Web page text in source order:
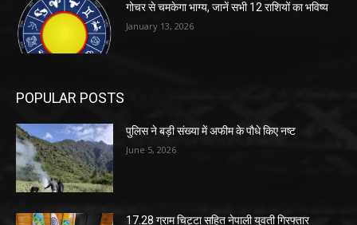
गोचर से चमकेगा भाग्य, जानें सभी 12 राशियों का भविष्य
January 13, 2026
POPULAR POSTS
पुलिस ने बड़ी संख्या में अफीम के पौधे किए नष्ट
June 5, 2026
17.28 ग्राम चिट्टा सहित नेपाली युवती गिरफ्तार